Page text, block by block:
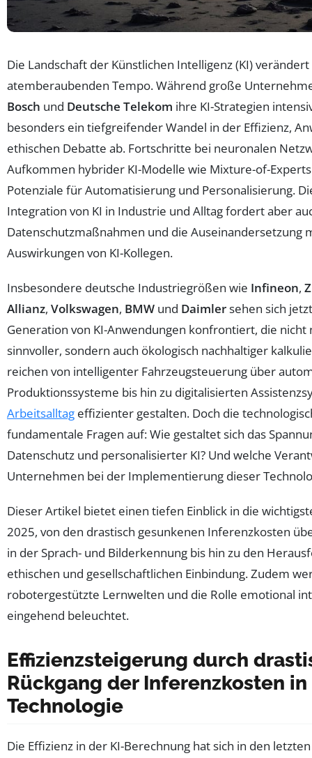
Die Landschaft der Künstlichen Intelligenz (KI)
atemberaubenden Tempo. Während große
Bosch und Deutsche Telekom ihre KI-Strategien
besonders ein tiefgreifender Wandel in der Effizienz,
ethischen Debatte ab. Fortschritte bei neuronalen
Aufkommen hybrider KI-Modelle wie Mixture-of-
Potenziale für Automatisierung und Personalisierung.
Integration von KI in Industrie und Alltag fordert aber
Datenschutzmaßnahmen und die Auseinandersetzung
Auswirkungen von KI-Kollegen.
Insbesondere deutsche Industriegrößen wie Infineon,
Allianz, Volkswagen, BMW und Daimlersehen sich
Generation von KI-Anwendungen konfrontiert, die
sinnvoller, sondern auch ökologisch nachhaltiger
reichen von intelligenter Fahrzeugsteuerung über
Produktionssysteme bis hin zu digitalisierten
Arbeitsalltag effizienter gestalten. Doch die
fundamentale Fragen auf: Wie gestaltet sich das
Datenschutz und personalisierter KI? Und welche
Unternehmen bei der Implementierung dieser
Dieser Artikel bietet einen tiefen Einblick in die
2025, von den drastisch gesunkenen Inferenzkosten
in der Sprach- und Bilderkennung bis hin zu den
ethischen und gesellschaftlichen Einbindung. Zudem
robotergestützte Lernwelten und die Rolle emotional
eingehend beleuchtet.
Effizienzsteigerung durch
Rückgang der Inferenzkosten in
Technologie
Die Effizienz in der KI-Berechnung hat sich in den